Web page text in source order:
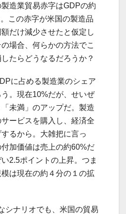
造業貿易赤字はGDPの約
この赤字が米国の製造品
だけ減少させたと仮定し
場合、何らかの方法でこ
たらどうなるだろうか？
に占める製造業のシェア
。現在10%だが、せいぜ
未満」のアップだ。製造
ービスを購入し、経済全
るから。大雑把に言っ
加価値は売上の約60%だ
2.5ポイントの上昇。つま
模は現在の約４分の１の拡
シナリオでも、米国の貿易